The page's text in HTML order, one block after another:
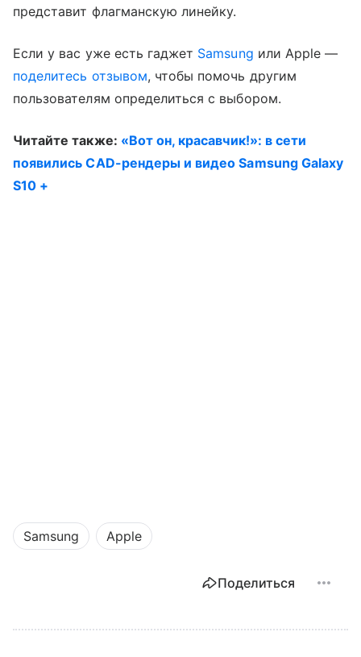
представит флагманскую линейку.
Если у вас уже есть гаджет Samsung или Apple —
поделитесь отзывом, чтобы помочь другим
пользователям определиться с выбором.
Читайте также: «Вот он, красавчик!»: в сети
появились CAD-рендеры и видео Samsung Galaxy
S10 +
Samsung Apple
Поделиться